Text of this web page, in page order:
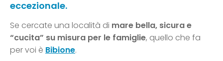
eccezionale.
Se cercate una località di mare bella, sicura e
“cucita” su misura per le famiglie, quello che fa
per voi è Bibione.